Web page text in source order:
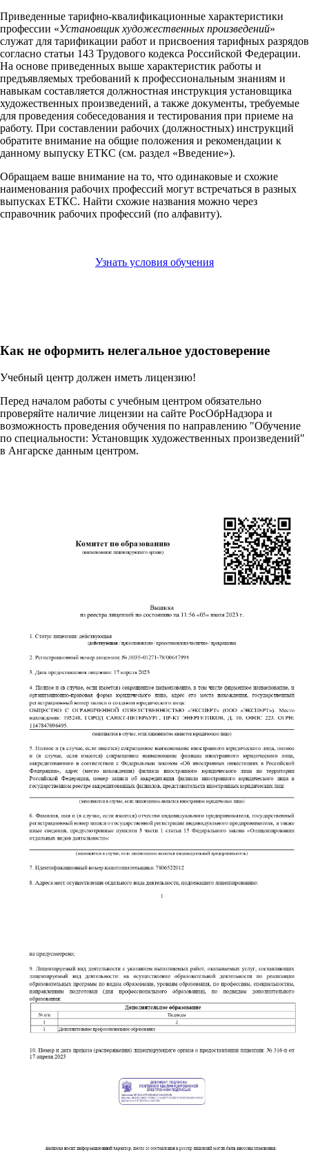
Приведенные тарифно-квалификационные характеристики
профессии «Установщик художественных произведений»
служат для тарификации работ и присвоения тарифных разрядов
согласно статьи 143 Трудового кодекса Российской Федерации.
На основе приведенных выше характеристик работы и
предъявляемых требований к профессиональным знаниям и
навыкам составляется должностная инструкция установщика
художественных произведений, а также документы, требуемые
для проведения собеседования и тестирования при приеме на
работу. При составлении рабочих (должностных) инструкций
обратите внимание на общие положения и рекомендации к
данному выпуску ЕТКС (см. раздел «Введение»).
Обращаем ваше внимание на то, что одинаковые и схожие
наименования рабочих профессий могут встречаться в разных
выпусках ЕТКС. Найти схожие названия можно через
справочник рабочих профессий (по алфавиту).
Узнать условия обучения
Как не оформить нелегальное удостоверение
Учебный центр должен иметь лицензию!
Перед началом работы с учебным центром обязательно
проверяйте наличие лицензии на сайте РосОбрНадзора и
возможность проведения обучения по направлению "Обучение
по специальности: Установщик художественных произведений"
в Ангарске данным центром.